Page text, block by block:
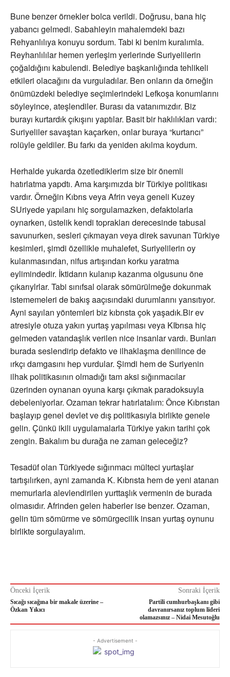
Bune benzer örnekler bolca verildi. Doğrusu, bana hiç
yabancı gelmedi. Sabahleyin mahalemdeki bazı
Rehyanlılıya konuyu sordum. Tabi ki benim kuralımla.
Reyhanlılılar hemen yerleşim yerlerinde Suriyelilerin
çoğaldığını kabulendi. Belediye başkanlığında tehlikeli
etkileri olacağını da vurguladılar. Ben onların da örneğin
önümüzdeki belediye seçimlerindeki Lefkoşa konumlarını
söyleyince, ateşlendiler. Burası da vatanımızdır. Biz
burayı kurtardık çıkışını yaptılar. Basit bir haklılıkları vardı:
Suriyeliler savaştan kaçarken, onlar buraya “kurtarıcı”
rolüyle geldiler. Bu farkı da yeniden akılma koydum.
Herhalde yukarda özetlediklerim size bir önemli
hatırlatma yapdtı. Ama karşımızda bir Türkiye politikası
vardır. Örneğin Kıbrıs veya Afrin veya geneli Kuzey
SUriyede yapılanı hiç sorgulamazken, defaktolarla
oynarken, üstelik kendi toprakları derecesinde tabusal
savunurken, sesleri çıkmayan veya direk savunan Türkiye
kesimleri, şimdi özellikle muhalefet, Suriyelilerin oy
kulanmasından, nifus artışından korku yaratma
eylimindedir. İktidarın kulanıp kazanma olgusunu öne
çıkarıylrlar. Tabi sınıfsal olarak sömürülmeğe dokunmak
istememeleri de bakış aaçısındaki durumlarını yansıtıyor.
Ayni sayılan yöntemleri biz kıbrısta çok yaşadık.Bir ev
atresiyle otuza yakın yurtaş yapılması veya KIbrısa hiç
gelmeden vatandaşlık verilen nice insanlar vardı. Bunları
burada seslendirip defakto ve ilhaklaşma denilince de
ırkçı damgasını hep vurdular. Şimdi hem de Suriyenin
ilhak politikasının olmadığı tam aksi sığınmacılar
üzerinden oynanan oyuna karşı çıkmak paradoksuyla
debeleniyorlar. Ozaman tekrar hatırlatalım: Önce Kıbrıstan
başlayıp genel devlet ve dış politikasıyla birlikte genele
gelin. Çünkü ikili uygulamalarla Türkiye yakın tarihi çok
zengin. Bakalım bu durağa ne zaman geleceğiz?
Tesadüf olan Türkiyede sığınmacı mülteci yurtaşlar
tartışılırken, ayni zamanda K. Kıbrısta hem de yeni atanan
memurlarla alevlendirilen yurttaşlık vermenin de burada
olmasıdır. Afrinden gelen haberler ise benzer. Ozaman,
gelin tüm sömürme ve sömürgecilik insan yurtaş oynunu
birlikte sorgulayalım.
Önceki İçerik
Sıcağı sıcağına bir makale üzerine –
Özkan Yıkıcı
Sonraki İçerik
Partili cumhurbaşkanı gibi
davranırsanız toplum lideri
olamazsınız – Nidai Mesutoğlu
- Advertisement -